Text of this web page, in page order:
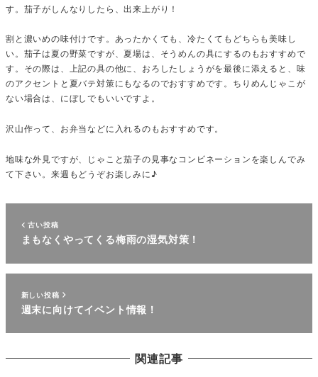
す。茄子がしんなりしたら、出来上がり！
割と濃いめの味付けです。あったかくても、冷たくてもどちらも美味し
い。茄子は夏の野菜ですが、夏場は、そうめんの具にするのもおすすめで
す。その際は、上記の具の他に、おろしたしょうがを最後に添えると、味
のアクセントと夏バテ対策にもなるのでおすすめです。ちりめんじゃこが
ない場合は、にぼしでもいいですよ。
沢山作って、お弁当などに入れるのもおすすめです。
地味な外見ですが、じゃこと茄子の見事なコンビネーションを楽しんでみ
て下さい。来週もどうぞお楽しみに♪
古い投稿
まもなくやってくる梅雨の湿気対策！
新しい投稿
週末に向けてイベント情報！
関連記事